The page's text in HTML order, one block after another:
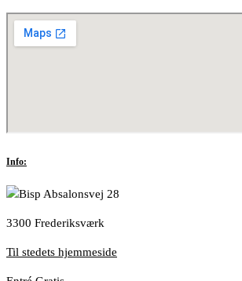
Info:
Bisp Absalonsvej 28
3300 Frederiksværk
Til stedets hjemmeside